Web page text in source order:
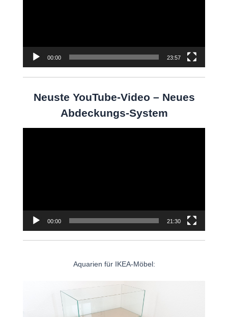
00:00 23:57
Neuste YouTube-Video – Neues
Abdeckungs-System
00:00 21:30
Aquarien für IKEA-Möbel: